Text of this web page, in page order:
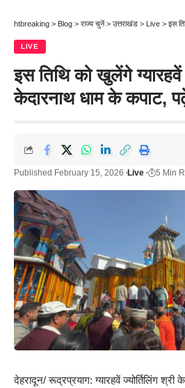
htbreaking > Blog > राज्य चुनें > उत्तराखंड > Live > इस तिथि
LIVE
इस तिथि को खुलेंगे ग्यारहवें
केदारनाथ धाम के कपाट,
Published February 15, 2026 Live 5 Min
देहरादून/ रूद्रप्रयाग: ग्यारहवें ज्योर्तिलिंग